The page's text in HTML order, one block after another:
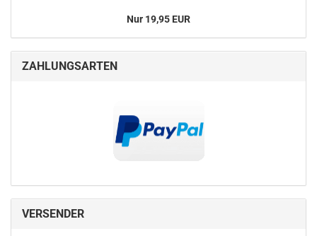
Nur 19,95 EUR
ZAHLUNGSARTEN
VERSENDER